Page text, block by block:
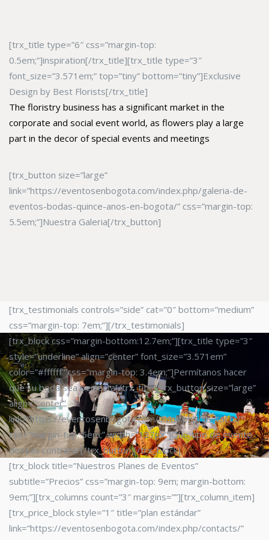
[trx_title type=”6″ css=”margin-top:
0.5em;”]inspiration[/trx_title][trx_title type=”3″
font_size=”3.571em;” top=”tiny” bottom=”tiny”]Exclusive
Design by Best Florists[/trx_title]
The floristry business has a significant market in the
corporate and social event world, as flowers play a large
part in the decor of special events and meetings
[trx_button size=”large”
link=”https://eventosenbogota.com/index.php/galeria-de-
eventos-bodas-quince-anos-en-bogota/” css=”margin-top:
5.5em;”]Nuestra Galeria[/trx_button]
[trx_testimonials controls=”side” cat=”0″ bottom=”medium”
css=”margin-top: 7em;”][/trx_testimonials]
[trx_block css=”margin-bottom:12.7em;”][trx_title type=”3″
style=”underline” align=”center” font_size=”3.571em”
color=”#ffffff” css=”margin-top: 3.4em;”]Permítanos hacer
que su boda sea perfecta[/trx_title][trx_button size=”large”
align=”center”
link=”https://eventosenbogota.com/index.php/contacts/”
css=”margin-top: 5em;” width=”137px”]Que tipo de evento
deseas contratar[/trx_button][/trx_block]
[trx_block title=”Nuestros Planes de Eventos”
subtitle=”Precios” css=”margin-top: 9em; margin-bottom:
9em;”][trx_columns count=”3″ margins=””][trx_column_item]
[trx_price_block style=”1″ title=”plan estándar”
link=”https://eventosenbogota.com/index.php/contacts/”